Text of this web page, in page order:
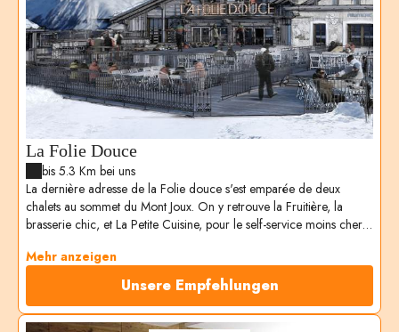
La Folie Douce
bis 5.3 Km bei uns
La dernière adresse de la Folie douce s'est emparée de deux
chalets au sommet du Mont Joux. On y retrouve la Fruitière, la
brasserie chic, et La Petite Cuisine, pour le self-service moins cher,
déjeuner, cabaret et après-ski festif jusqu'à la fermeture des pistes !
Mehr anzeigen
Unsere Empfehlungen